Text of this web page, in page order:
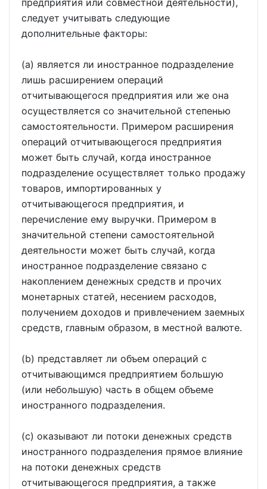
следует учитывать следующие
дополнительные факторы:
(a) является ли иностранное подразделение
лишь расширением операций
отчитывающегося предприятия или же она
осуществляется со значительной степенью
самостоятельности. Примером расширения
операций отчитывающегося предприятия
может быть случай, когда иностранное
подразделение осуществляет только продажу
товаров, импортированных у
отчитывающегося предприятия, и
перечисление ему выручки. Примером в
значительной степени самостоятельной
деятельности может быть случай, когда
иностранное подразделение связано с
накоплением денежных средств и прочих
монетарных статей, несением расходов,
получением доходов и привлечением заемных
средств, главным образом, в местной валюте.
(b) представляет ли объем операций с
отчитывающимся предприятием большую
(или небольшую) часть в общем объеме
иностранного подразделения.
(c) оказывают ли потоки денежных средств
иностранного подразделения прямое влияние
на потоки денежных средств
отчитывающегося предприятия, а также